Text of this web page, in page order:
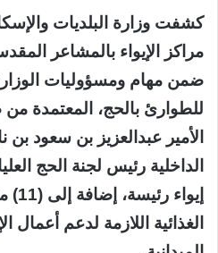
كشفت وزارة البلديات
ضمن مهام ومسؤوليات
للطوارئ بالحج، المعتمدة
الأمير عبدالعزيز بن سعود بن
الغذائية اللازمة لدعم أعمال